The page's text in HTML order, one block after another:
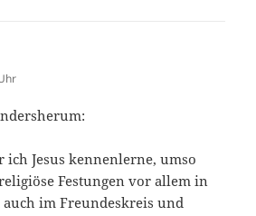
ich Jesus kennenlerne, umso
Festungen vor allem in
im Freundeskreis und